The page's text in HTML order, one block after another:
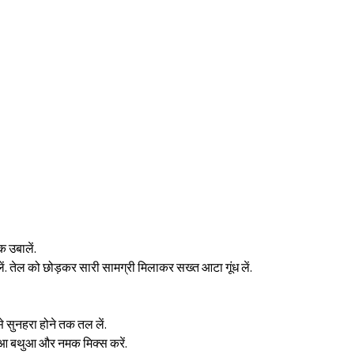
उबालें.
तेल को छोड़कर सारी सामग्री मिलाकर सख्त आटा गूंध लें.
सुनहरा होने तक तल लें.
बथुआ और नमक मिक्स करें.